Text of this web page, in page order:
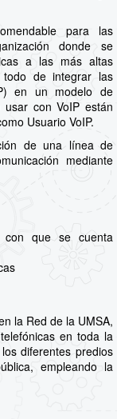
para las
donde se
a las más altas
todo de integrar las
en un modelo de
usar con VoIP están
Usuario VoIP.
de una línea de
mediante
que se cuenta
la Red de la UMSA,
en toda la
diferentes predios
empleando la